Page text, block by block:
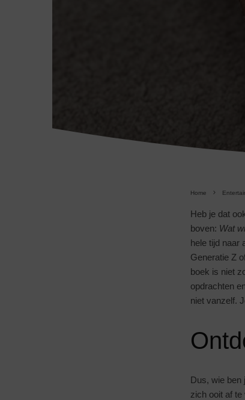
Home
Heb je dat
boven: Wat
hele tijd naar
Generatie Z
boek is niet
opdrachten
niet vanzelf.
Dus, wie
zich ooit af